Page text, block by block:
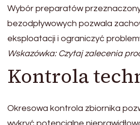
Wybór preparatów
bezodpływowych pozwala
eksploatacji i ograniczyć
Wskazówka: Czytaj zalecenia
Kontrola
Okresowa kontrola zbiornika